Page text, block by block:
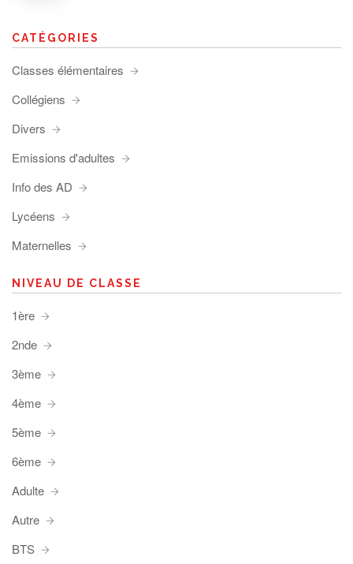
CATÉGORIES
Classes élémentaires
Collégiens
Divers
Emissions d'adultes
Info des AD
Lycéens
Maternelles
NIVEAU DE CLASSE
1ère
2nde
3ème
4ème
5ème
6ème
Adulte
Autre
BTS